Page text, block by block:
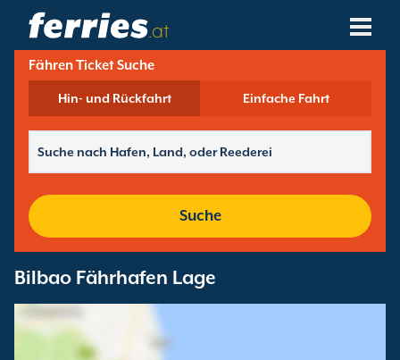
.at
Reedereien
Fährziele
Fährhäfen
Fähren Ticket Suche
Hin- und Rückfahrt Einfache Fahrt
Suche
Bilbao Fährhafen Lage